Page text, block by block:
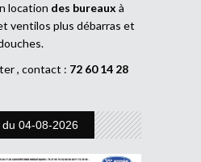
location des bureaux à
ventilos plus débarras et
, contact : 72 60 14 28
du 04-08-2026